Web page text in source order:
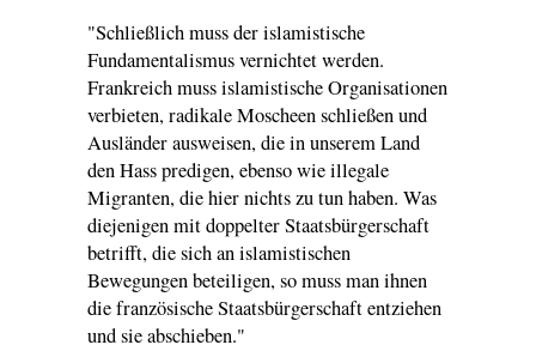
"Schließlich muss der islamistische
Fundamentalismus vernichtet werden.
Frankreich muss islamistische Organisationen
verbieten, radikale Moscheen schließen und
Ausländer ausweisen, die in unserem Land
den Hass predigen, ebenso wie illegale
Migranten, die hier nichts zu tun haben. Was
diejenigen mit doppelter Staatsbürgerschaft
betrifft, die sich an islamistischen
Bewegungen beteiligen, so muss man ihnen
die französische Staatsbürgerschaft entziehen
und sie abschieben."